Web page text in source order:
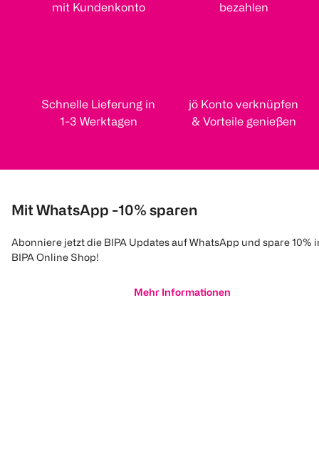
mit Kundenkonto
bezahlen
Schnelle Lieferung in
1-3 Werktagen
jö Konto verknüpfen
& Vorteile genießen
Mit WhatsApp -10% sparen
Abonniere jetzt die BIPA Updates auf WhatsApp und spare 10%
BIPA Online Shop!
Mehr Informationen